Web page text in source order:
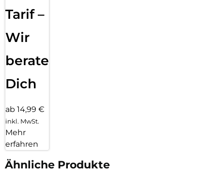
Tarif –
Wir
beraten
Dich
ab 14,99 €
inkl. MwSt.
Mehr
erfahren
Ähnliche Produkte